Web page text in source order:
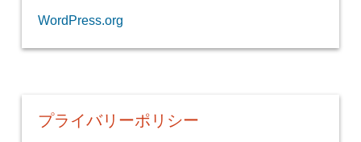
WordPress.org
プライバリーポリシー